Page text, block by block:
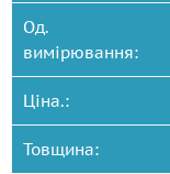
Од.
вимірювання:
Ціна.:
Товщина: